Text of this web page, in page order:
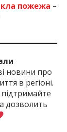
пожежа –
новини про
в регіоні.
дозволить